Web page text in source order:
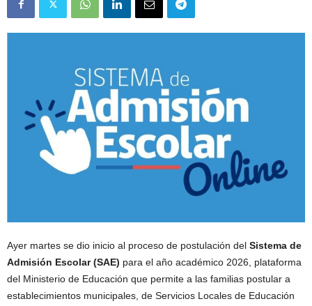
Ayer martes se dio inicio al proceso de postulación del Sistema de
Admisión Escolar (SAE) para el año académico 2026, plataforma
del Ministerio de Educación que permite a las familias postular a
establecimientos municipales, de Servicios Locales de Educación